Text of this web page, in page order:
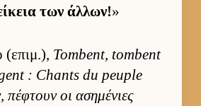
των άλ­λων!»
Tombent, tombent
: Chants du peuple
πέφτουν οι ασημένιες